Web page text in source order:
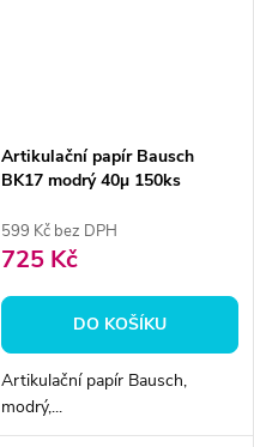
Artikulační papír Bausch
BK17 modrý 40µ 150ks
599 Kč bez DPH
725 Kč
DO KOŠÍKU
Artikulační papír Bausch,
modrý,...